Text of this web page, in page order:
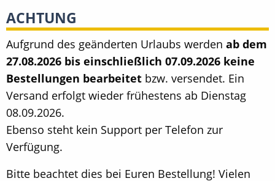
ACHTUNG
Aufgrund des geänderten Urlaubs werden ab dem
27.08.2026 bis einschließlich 07.09.2026 keine
Bestellungen bearbeitet bzw. versendet. Ein
Versand erfolgt wieder frühestens ab Dienstag
08.09.2026.
Ebenso steht kein Support per Telefon zur
Verfügung.
Bitte beachtet dies bei Euren Bestellung! Vielen